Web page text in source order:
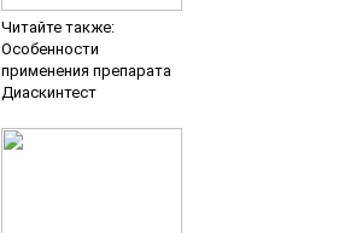
Читайте также:
Особенности
применения препарата
Диаскинтест